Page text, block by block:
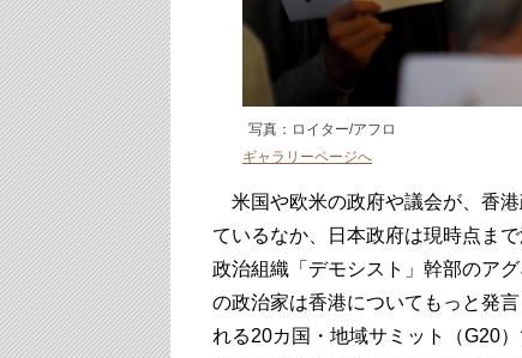
写真：ロイター/アフロ
ギャラリーページへ
米国や欧米の政府や議会が、香
ているなか、日本政府は現時点ま
政治組織「デモシスト」幹部のア
の政治家は香港についてもっと発
れる20カ国・地域サミット（G20